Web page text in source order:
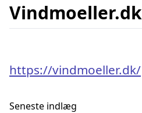
Vindmoeller.dk
https://vindmoeller.dk/
Seneste indlæg